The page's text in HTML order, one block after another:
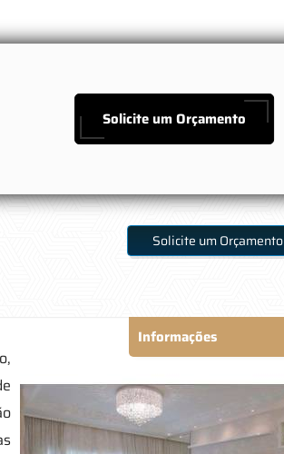
Solicite um Orçamento
Solicite um Orçamento
Informações